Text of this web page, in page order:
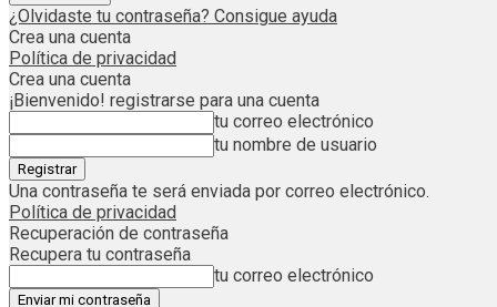
¿Olvidaste tu contraseña? Consigue ayuda
Crea una cuenta
Política de privacidad
Crea una cuenta
¡Bienvenido! registrarse para una cuenta
tu correo electrónico
tu nombre de usuario
Una contraseña te será enviada por correo electrónico.
Política de privacidad
Recuperación de contraseña
Recupera tu contraseña
tu correo electrónico